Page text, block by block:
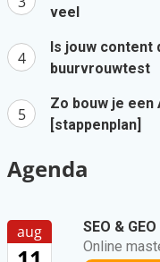
veel
Is jouw content
buurvrouwtest
Zo bouw je een
[stappenplan]
Agenda
aug
SEO &
Online